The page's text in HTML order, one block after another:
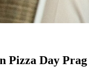
Pizza Day